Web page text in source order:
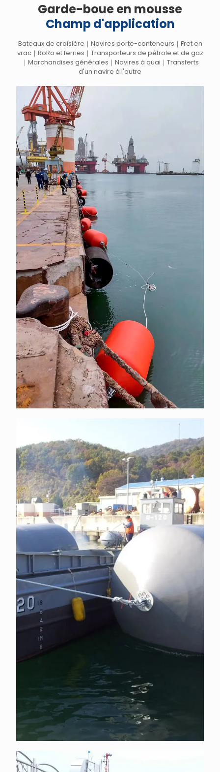
Garde-boue en mousse
Champ d'application
Bateaux de croisière｜Navires porte-conteneurs｜Fret en
vrac｜RoRo et ferries｜Transporteurs de pétrole et de gaz
｜Marchandises générales｜Navires à quai｜Transferts
d'un navire à l'autre
Dock ou accostage de
navire
STS Ship to Ship